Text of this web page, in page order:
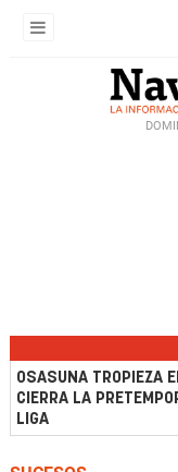
OSASUNA TROPIEZA
CIERRA LA
LIGA